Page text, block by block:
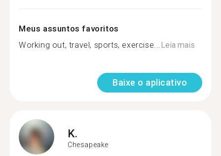
Meus assuntos favoritos
Working out, travel, sports, exercise...Leia mais
Baixe o aplicativo
K.
Chesapeake